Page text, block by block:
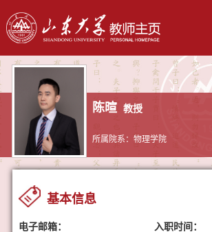
陈暄 教授
所属院系：物理学院
基本信息
电子邮箱：
入职时间：